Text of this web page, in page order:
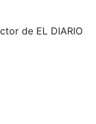
de EL DIARIO